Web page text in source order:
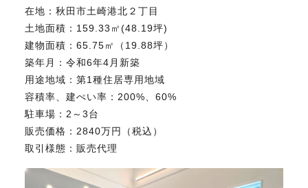
スタッフ紹介
マスターのブログ
018-853-5780
FAX. 018-853-5781
在地：秋田市土崎港北２丁目
土地面積：159.33㎡(48.19坪)
建物面積：65.75㎡（19.88坪）
築年月：令和6年4月新築
用途地域：第1種住居専用地域
容積率、建ぺい率：200%、60%
駐車場：2～3台
販売価格：2840万円（税込）
取引様態：販売代理